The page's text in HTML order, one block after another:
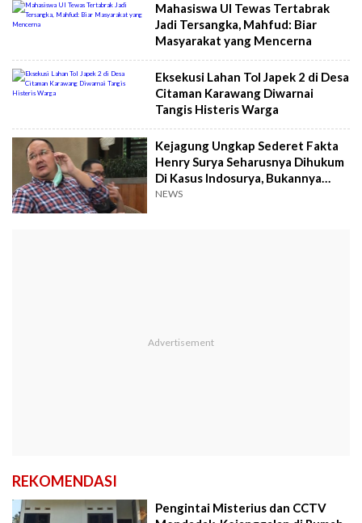
Mahasiswa UI Tewas Tertabrak
Jadi Tersangka, Mahfud: Biar
Masyarakat yang Mencerna
Eksekusi Lahan Tol Japek 2 di Desa
Citaman Karawang Diwarnai
Tangis Histeris Warga
Kejagung Ungkap Sederet Fakta
Henry Surya Seharusnya Dihukum
Di Kasus Indosurya, Bukannya
Dilepas
NEWS
REKOMENDASI
Pengintai Misterius dan CCTV